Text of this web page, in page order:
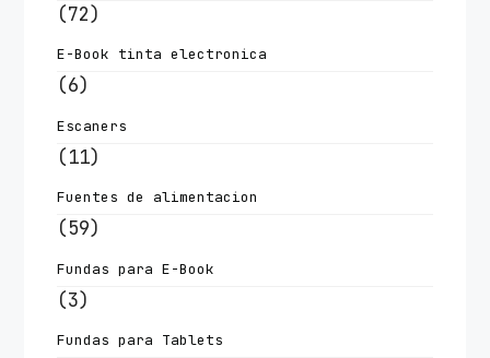
(72)
E-Book tinta electronica
(6)
Escaners
(11)
Fuentes de alimentacion
(59)
Fundas para E-Book
(3)
Fundas para Tablets